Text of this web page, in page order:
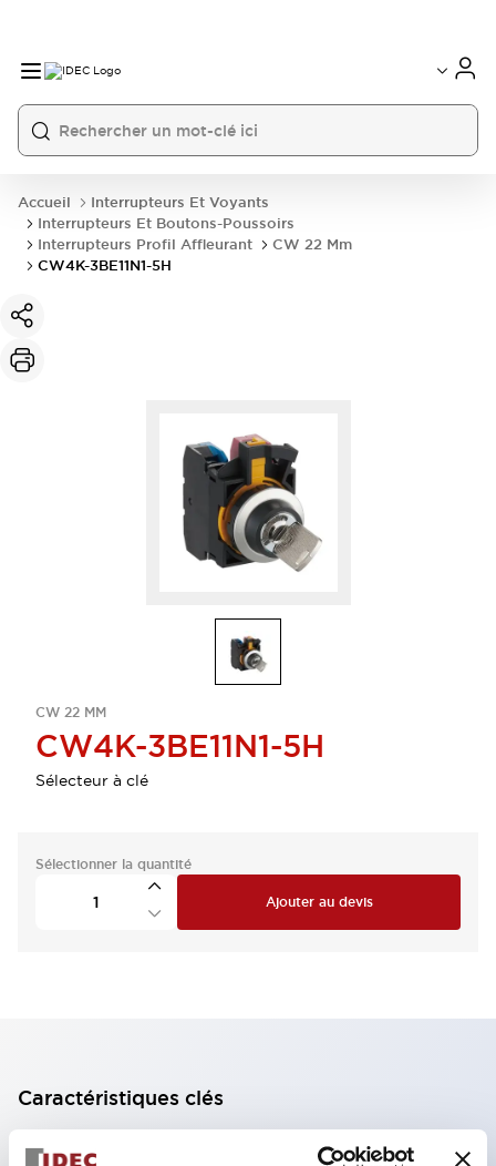
Accueil
Interrupteurs Et Voyants
Interrupteurs Et Boutons-Poussoirs
Interrupteurs Profil Affleurant
CW 22 Mm
CW4K-3BE11N1-5H
CW 22 MM
CW4K-3BE11N1-5H
Sélecteur à clé
Sélectionner la quantité
Ajouter au devis
Caractéristiques clés
Bloc de contact à 2 étages avec 2 contacts,